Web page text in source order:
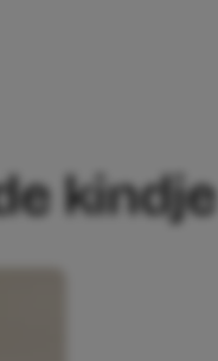
kindje